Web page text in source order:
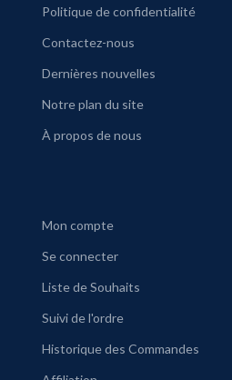
Politique de confidentialité
Contactez-nous
Dernières nouvelles
Notre plan du site
À propos de nous
Mon compte
Se connecter
Liste de Souhaits
Suivi de l'ordre
Historique des Commandes